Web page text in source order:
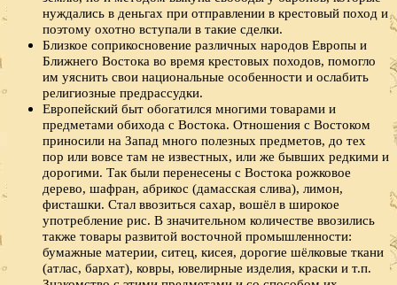
нуждались в деньгах при отправлении в крестовый поход и
поэтому охотно вступали в такие сделки.
Близкое соприкосновение различных народов Европы и
Ближнего Востока во время крестовых походов, помогло
им уяснить свои национальные особенности и ослабить
религиозные предрассудки.
Европейский быт обогатился многими товарами и
предметами обихода с Востока. Отношения с Востоком
приносили на Запад много полезных предметов, до тех
пор или вовсе там не известных, или же бывших редкими и
дорогими. Так были перенесены с Востока рожковое
дерево, шафран, абрикос (дамасская слива), лимон,
фисташки. Стал ввозиться сахар, вошёл в широкое
употребление рис. В значительном количестве ввозились
также товары развитой восточной промышленности:
бумажные материи, ситец, кисея, дорогие шёлковые ткани
(атлас, бархат), ковры, ювелирные изделия, краски и т.п.